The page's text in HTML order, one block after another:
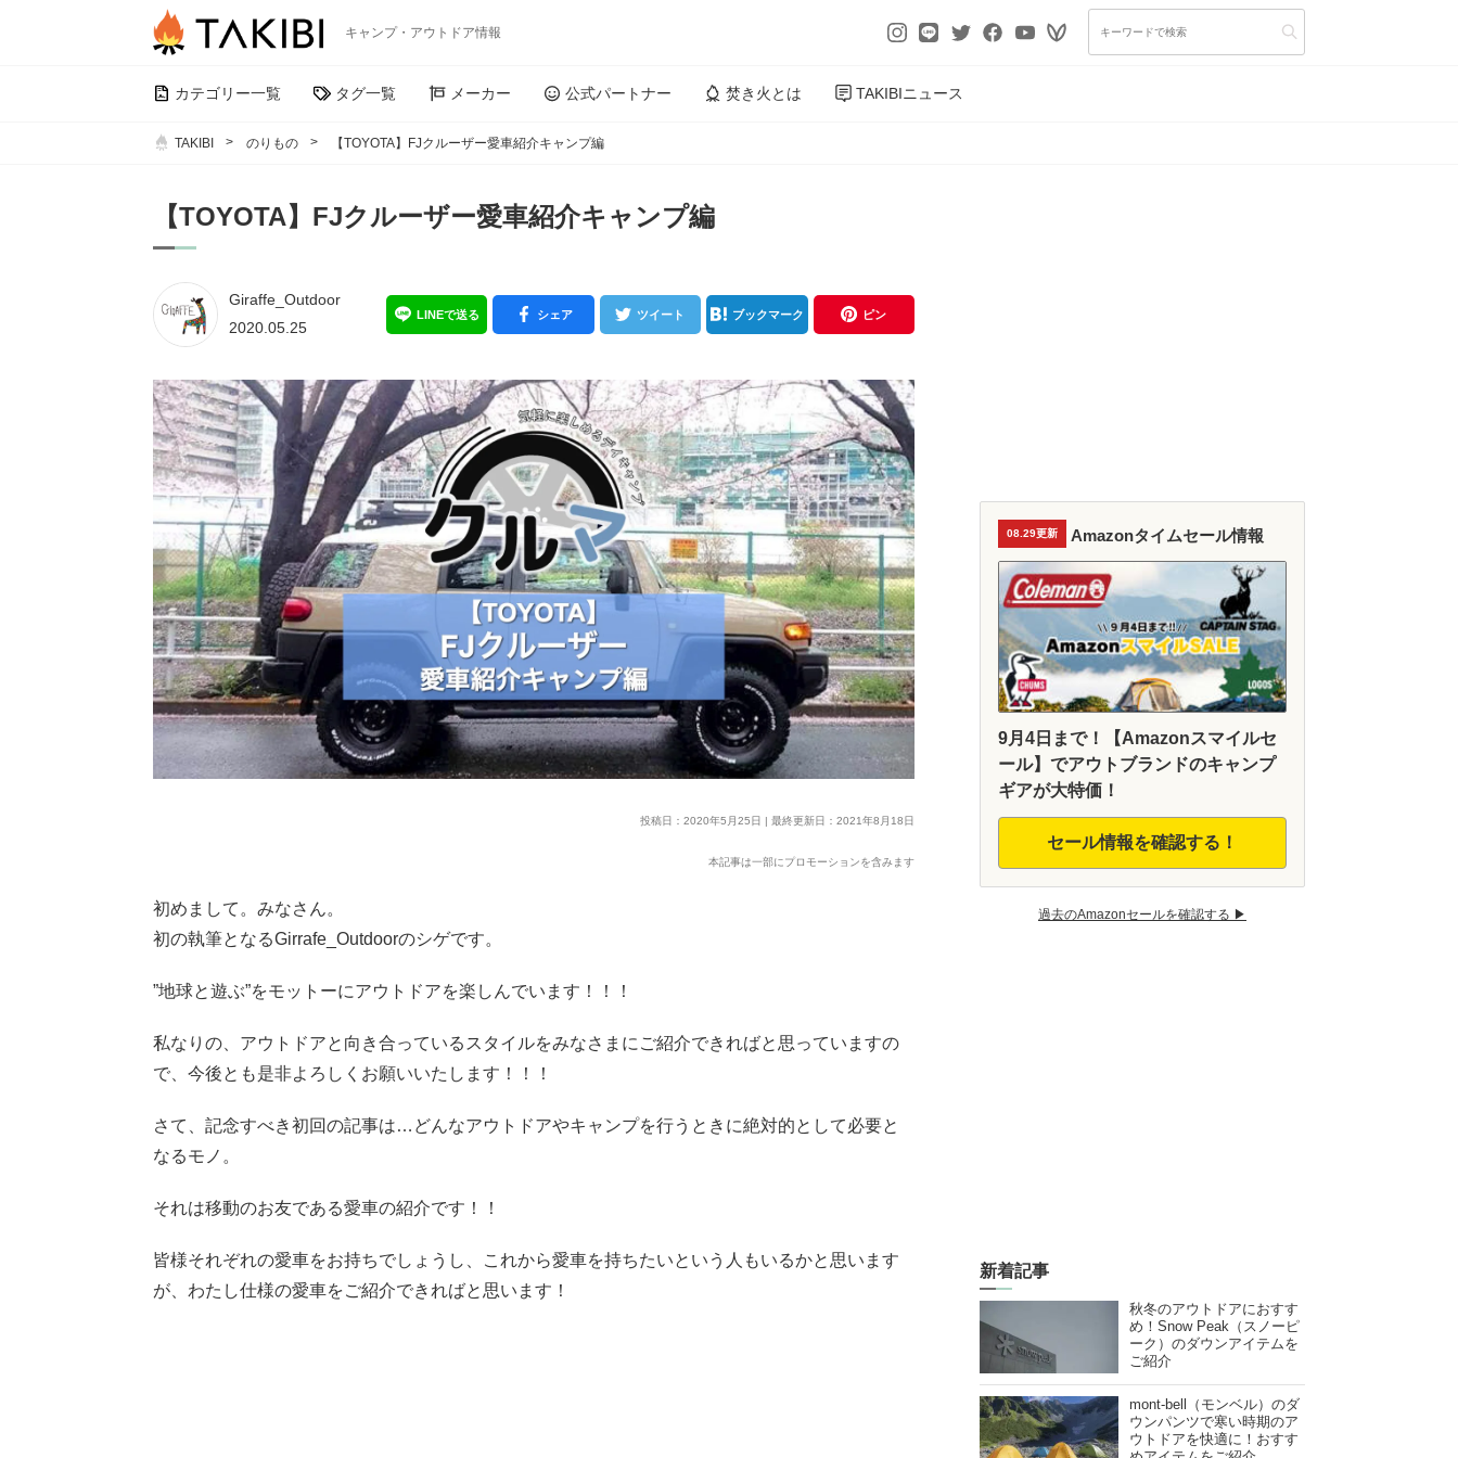
キャンプ・アウトドア情報
カテゴリー一覧 タグ一覧 メーカー 公式パートナー 焚き火とは TAKIBIニュース
TAKIBI のりもの 【TOYOTA】FJクルーザー愛車紹介キャンプ編
【TOYOTA】FJクルーザー愛車紹介キャンプ編
Giraffe_Outdoor
2020.05.25
LINEで送る シェア ツイート ブックマーク ピン
投稿日：2020年5月25日 | 最終更新日：2021年8月18日
本記事は一部にプロモーションを含みます
初めまして。みなさん。
初の執筆となるGirrafe_Outdoorのシゲです。
”地球と遊ぶ”をモットーにアウトドアを楽しんでいます！！！
私なりの、アウトドアと向き合っているスタイルをみなさまにご紹介できればと思っていますの
で、今後とも是非よろしくお願いいたします！！！
さて、記念すべき初回の記事は…どんなアウトドアやキャンプを行うときに絶対的として必要と
なるモノ。
それは移動のお友である愛車の紹介です！！
皆様それぞれの愛車をお持ちでしょうし、これから愛車を持ちたいという人もいるかと思います
が、わたし仕様の愛車をご紹介できればと思います！
08.29更新 Amazonタイムセール情報
9月4日まで！【Amazonスマイルセ
ール】でアウトブランドのキャンプ
ギアが大特価！
セール情報を確認する！
過去のAmazonセールを確認する ▶︎
新着記事
秋冬のアウトドアにおすす
め！Snow Peak（スノーピ
ーク）のダウンアイテムを
ご紹介
mont-bell（モンベル）のダ
ウンパンツで寒い時期のア
ウトドアを快適に！おすす